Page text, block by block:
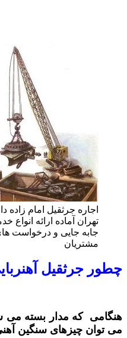
اجاره جرثقیل امام زاده
تهران آماده ارائه انواع
جابه جایی و درخواست
مشتریان
چطور جرثقیل
هنگامی که مدار بسته می
می توان چیزهای سنگین